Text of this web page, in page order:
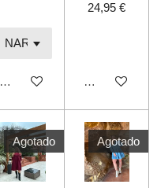
Agotado
24,95 €
Agotado
Agotado Agotado